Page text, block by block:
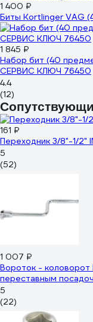
1 400 ₽
Биты Kortlinger VAG
1 845 ₽
Набор бит (40
СЕРВИС КЛЮЧ 76450
4.4
(12)
161 ₽
Переходник 3/8"-1/2"
5
(52)
1 007 ₽
Вороток - коловорот
переставным
5
(22)